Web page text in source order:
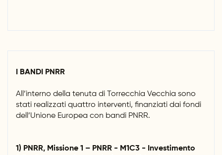
I BANDI PNRR
All’interno della tenuta di Torrecchia Vecchia sono
stati realizzati quattro interventi, finanziati dai fondi
dell’Unione Europea con bandi PNRR.
1) PNRR, Missione 1 – PNRR - M1C3 - Investimento